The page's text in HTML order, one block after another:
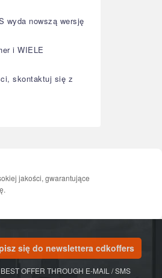
wyda nowszą wersję
i WIELE
skontaktuj się z
jakości, gwarantujące
się do newslettera cdkoffers
OFFER THROUGH E-MAIL / SMS